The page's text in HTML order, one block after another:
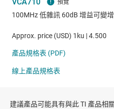
建議產品可能具有與此 TI 產品相